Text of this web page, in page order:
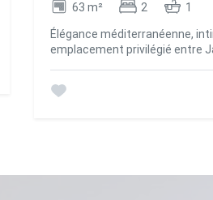
63 m² 2 1
Élégance méditerranéenne,
emplacement privilégié entre
célèbre urbanisation, au sein
Nord. Idéale comme résidence permanente,